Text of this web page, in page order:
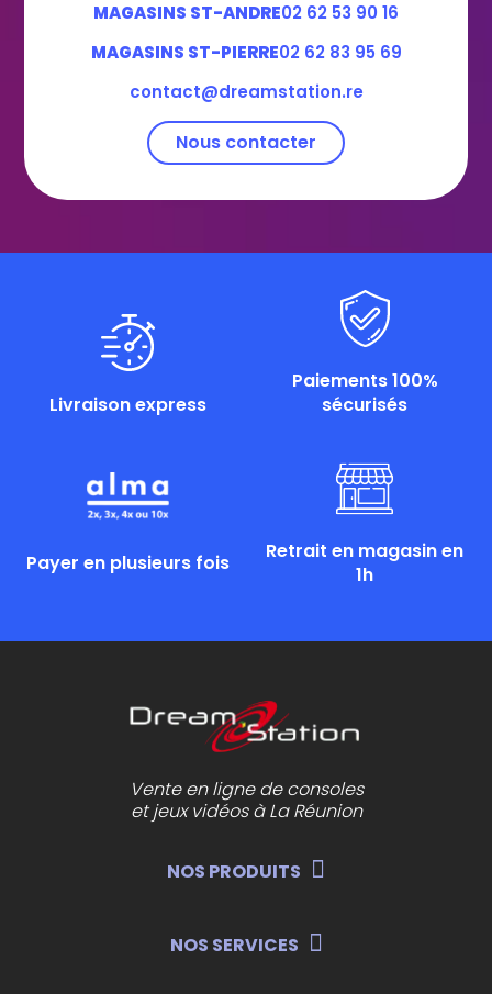
MAGASINS ST-ANDRE02 62 53 90 16
MAGASINS ST-PIERRE02 62 83 95 69
contact@dreamstation.re
Nous contacter
Livraison express
Paiements 100%
sécurisés
Payer en plusieurs fois
Retrait en magasin en
1h
Vente en ligne de consoles
et jeux vidéos à La Réunion
NOS PRODUITS
NOS SERVICES